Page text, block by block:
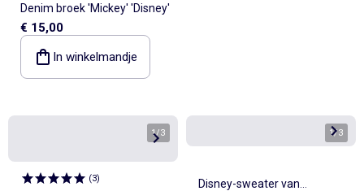
Denim broek 'Mickey' 'Disney'
€ 15,00
In winkelmandje
1/3
(3)
1/3
Disney-sweater van